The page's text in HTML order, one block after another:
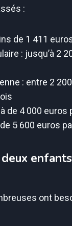
:
de 1 411
: jusqu’à 2
: entre 2
de 4 000 euros
5 600 euros
ont